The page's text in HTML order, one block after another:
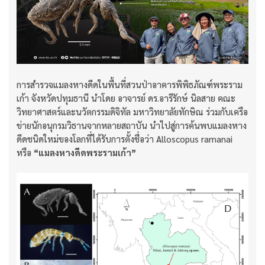
การสำรวจแมลงหางดีดในพื้นที่สวนป่าอาคารพิพิธภัณฑ์พระราม
เก้า จังหวัดปทุมธานี นำโดย อาจารย์ ดร.อารีรักษ์ นิลสาย คณะ
วิทยาศาสตร์และนวัตกรรมดิจิทัล มหาวิทยาลัยทักษิณ ร่วมกับเครือ
ข่ายนักอนุกรมวิธานจากหลายสถาบัน นำไปสู่การค้นพบแมลงหาง
ดีดชนิดใหม่ของโลกที่ได้รับการตั้งชื่อว่า Alloscopus ramanai
หรือ “แมลงหางดีดพระรามเก้า”